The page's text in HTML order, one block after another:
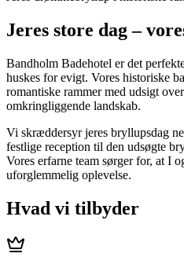
Jeres store dag –
Bandholm Badehotel er det
huskes for evigt. Vores historiske
romantiske rammer med udsigt
omkringliggende landskab.
Vi skræddersyr jeres bryllupsdag
festlige reception til den udsøgte
Vores erfarne team sørger for, at I
uforglemmelig oplevelse.
Hvad vi tilbyder